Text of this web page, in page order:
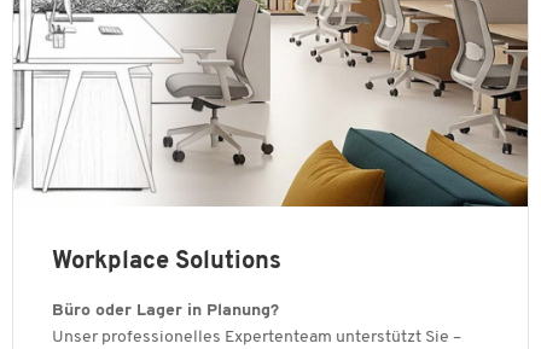
Workplace Solutions
Büro oder Lager in Planung?
Unser professionelles Expertenteam unterstützt Sie –